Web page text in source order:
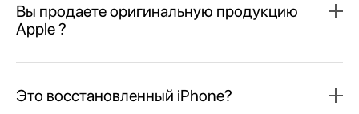
Вы продаете оригинальную продукцию
Apple ?
Это восстановленный iPhone?